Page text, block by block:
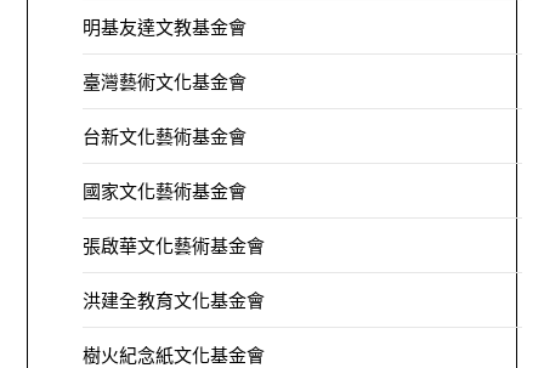
明基友達文教基金會
臺灣藝術文化基金會
台新文化藝術基金會
國家文化藝術基金會
張啟華文化藝術基金會
洪建全教育文化基金會
樹火紀念紙文化基金會